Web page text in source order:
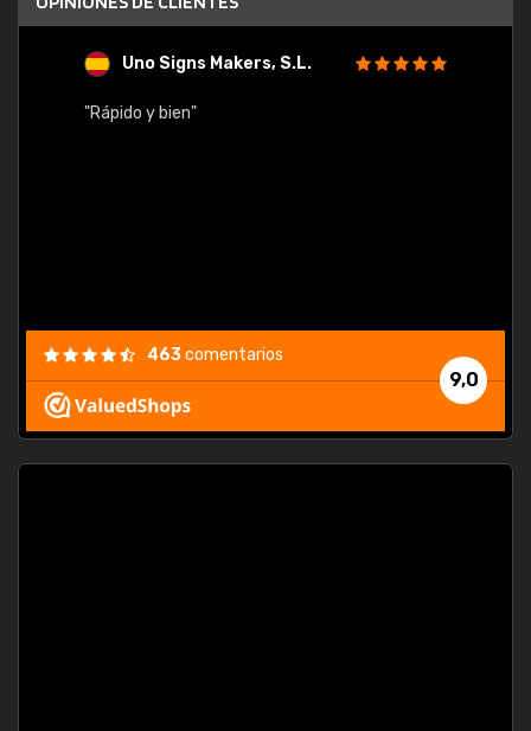
Uno Signs Makers, S.L.
"Rápido y bien"
9,0
463comentarios